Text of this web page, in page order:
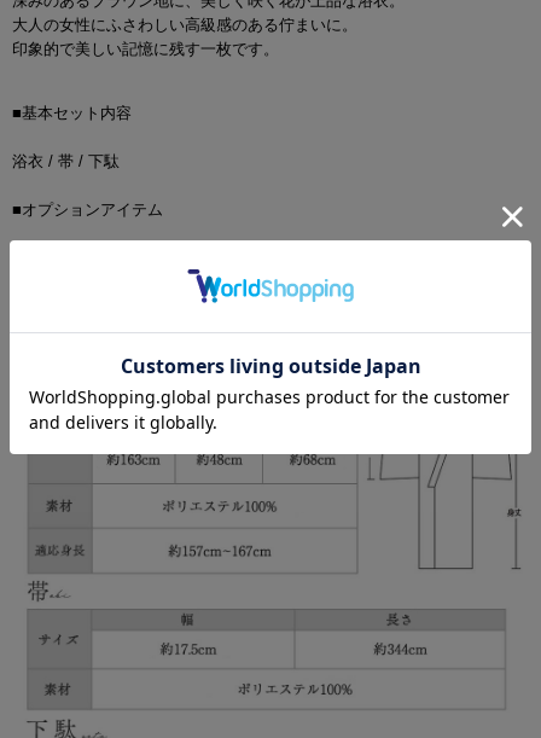
大人の女性にふさわしい高級感のある佇まいに。
印象的で美しい記憶に残す一枚です。
■基本セット内容
浴衣 / 帯 / 下駄
■オプションアイテム
■サイズ詳細